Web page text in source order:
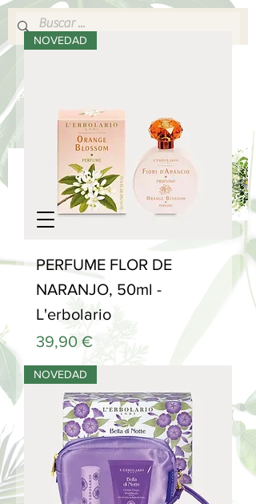
Portes pagados a partir de 80€
lafabricadelsperfums@gmail.com
NOVEDAD
PERFUME FLOR DE
NARANJO, 50ml -
L'erbolario
Precio
39,90 €
NOVEDAD